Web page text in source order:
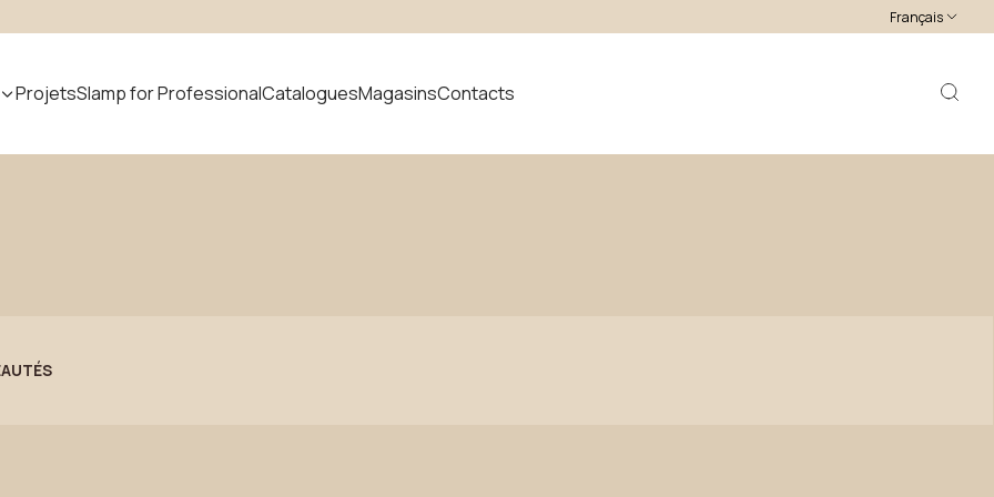
Français
ProjetsSlamp for ProfessionalCataloguesMagasinsContacts